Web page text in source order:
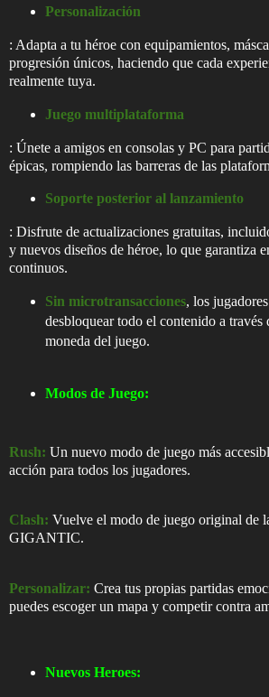
Personalización
: Adapta a tu héroe con equipamientos,
progresión únicos, haciendo que cada
realmente tuya.
Juego multiplataforma
: Únete a amigos en consolas y PC para
épicas, rompiendo las barreras de las
Soporte posterior al lanzamiento
: Disfrute de actualizaciones gratuitas,
y nuevos diseños de héroe, lo que garantiza
continuos.
Sin microtransacciones, los
desbloquear todo el contenido a través
moneda del juego.
Modos de Juego:
Rush: Un nuevo modo de juego más
acción para todos los jugadores.
Clash: Vuelve el modo de juego original de
GIGANTIC.
Personalizar: Crea tus propias partidas
puedes escoger un mapa y competir contra
Nuevos Heroes: